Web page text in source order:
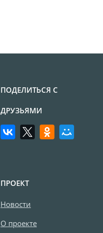
ПОДЕЛИТЬСЯ С
ДРУЗЬЯМИ
ПРОЕКТ
Новости
О проекте